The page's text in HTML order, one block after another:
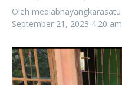
Oleh mediabhayangkarasatu
September 21, 2023 4:20 am